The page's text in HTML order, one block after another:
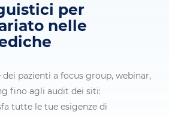
per
nelle
pazienti a focus group, webinar,
fino agli audit dei siti:
tutte le tue esigenze di